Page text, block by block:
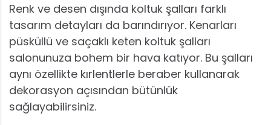
Renk ve desen dışında koltuk şalları farklı
tasarım detayları da barındırıyor. Kenarları
püsküllü ve saçaklı keten koltuk şalları
salonunuza bohem bir hava katıyor. Bu şalları
aynı özellikte kırlentlerle beraber kullanarak
dekorasyon açısından bütünlük
sağlayabilirsiniz.